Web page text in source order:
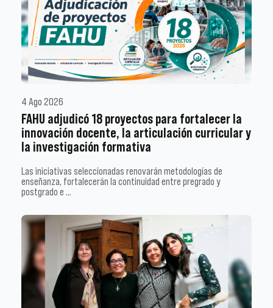
4 Ago 2026
FAHU adjudicó 18 proyectos para fortalecer la
innovación docente, la articulación curricular y
la investigación formativa
Las iniciativas seleccionadas renovarán metodologías de
enseñanza, fortalecerán la continuidad entre pregrado y
postgrado e …